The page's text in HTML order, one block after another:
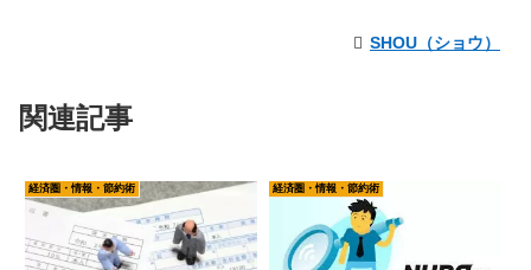
SHOU（ショウ）
関連記事
経済圏・情報・節約術 経済圏・情報・節約術